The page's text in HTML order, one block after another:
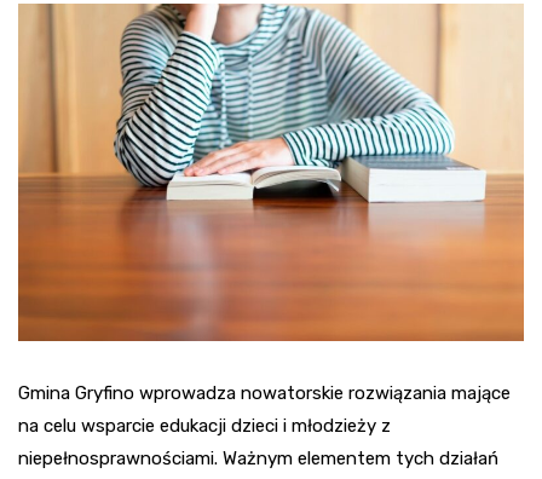
Gmina Gryfino wprowadza nowatorskie rozwiązania mające
na celu wsparcie edukacji dzieci i młodzieży z
niepełnosprawnościami. Ważnym elementem tych działań